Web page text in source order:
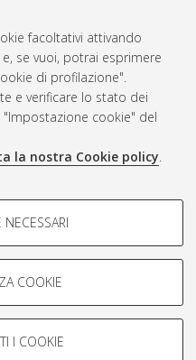
facoltativi attivando
se vuoi, potrai esprimere
di profilazione".
e verificare lo stato dei
cookie" del
la nostra Cookie policy.
le caratteristiche della
in base al loro comportamento
COOKIE
I COOKIE